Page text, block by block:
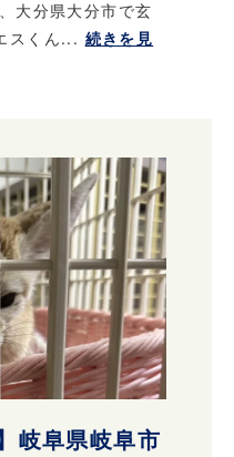
大分県大分市で玄
スくん... 続きを見
岐阜県岐阜市